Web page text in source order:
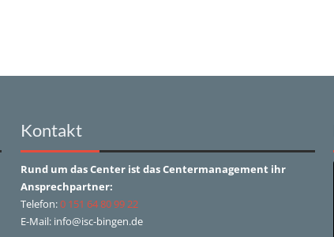
Kontakt
Rund um das Center ist das Centermanagement ihr
Ansprechpartner:
Telefon:0 151 64 80 99 22
E-Mail: info@isc-bingen.de